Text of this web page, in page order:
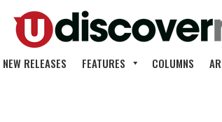
NEW RELEASES FEATURES COLUMNS